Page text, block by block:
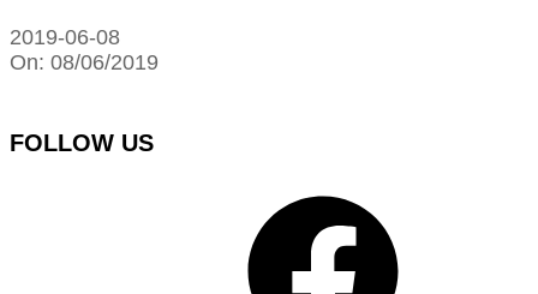
2019-06-08
On: 08/06/2019
FOLLOW US